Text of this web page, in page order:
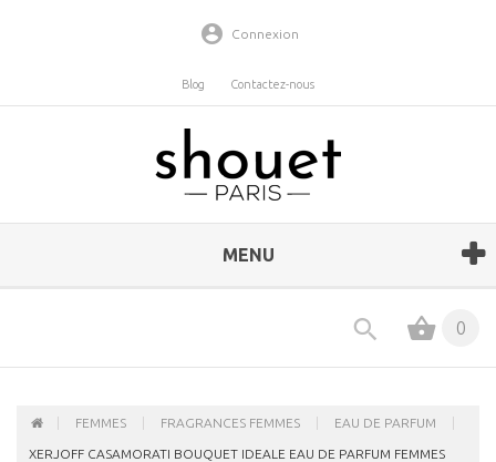
Connexion
Blog Contactez-nous
MENU
0
FEMMES FRAGRANCES FEMMES EAU DE PARFUM
XERJOFF CASAMORATI BOUQUET IDEALE EAU DE PARFUM FEMMES